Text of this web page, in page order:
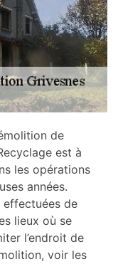
de
est à
les opérations
années.
de
lieux où se
l’endroit de
voir les